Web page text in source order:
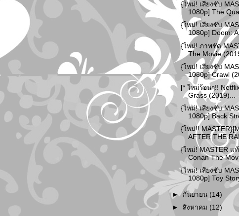
{ใหม่! เสียงซับ
1080p] The
{ใหม่! เสียงซับ
1080p] Doom:
{ใหม่! ภาพชัด
The Movie
{ใหม่! เสียงซับ
1080p] Crawl
[* ใหม่ร้อนๆ!!
Grass (2019)...
{ใหม่! เสียงซับ
1080p] Back
{ใหม่!!
AFTER THE
{ใหม่! MASTER แ
Conan The
{ใหม่! เสียงซับ
1080p] Toy
►กันยายน (14)
►สิงหาคม (12)